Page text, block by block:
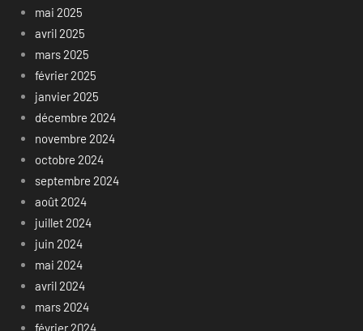
mai 2025
avril 2025
mars 2025
février 2025
janvier 2025
décembre 2024
novembre 2024
octobre 2024
septembre 2024
août 2024
juillet 2024
juin 2024
mai 2024
avril 2024
mars 2024
février 2024